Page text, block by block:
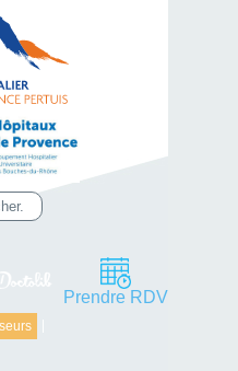
Prendre RDV